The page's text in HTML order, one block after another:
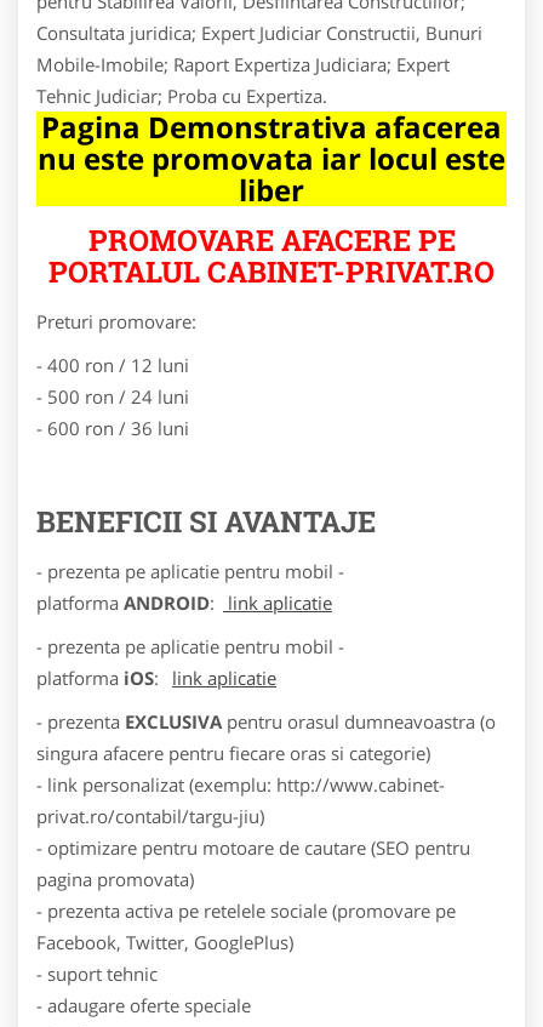
Consultata juridica; Expert Judiciar Constructii, Bunuri
Mobile-Imobile; Raport Expertiza Judiciara; Expert
Tehnic Judiciar; Proba cu Expertiza.
Pagina Demonstrativa afacerea
nu este promovata iar locul este
liber
PROMOVARE AFACERE PE
PORTALUL CABINET-PRIVAT.RO
Preturi promovare:
- 400 ron / 12 luni
- 500 ron / 24 luni
- 600 ron / 36 luni
BENEFICII SI AVANTAJE
- prezenta pe aplicatie pentru mobil -
platforma ANDROID:
link aplicatie
- prezenta pe aplicatie pentru mobil -
platforma iOS:
link aplicatie
- prezenta EXCLUSIVA pentru orasul dumneavoastra (o
singura afacere pentru fiecare oras si categorie)
- link personalizat (exemplu: http://www.cabinet-
privat.ro/contabil/targu-jiu)
- optimizare pentru motoare de cautare (SEO pentru
pagina promovata)
- prezenta activa pe retelele sociale (promovare pe
Facebook, Twitter, GooglePlus)
- suport tehnic
- adaugare oferte speciale